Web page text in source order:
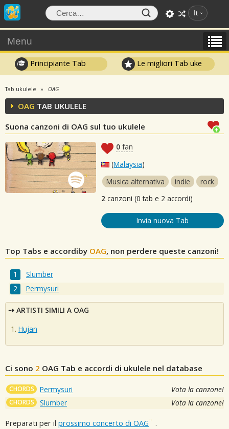
It
Menu
Principiante Tab Le migliori Tab uke
Tab ukulele OAG
OAG TAB UKULELE
Suona canzoni di OAG sul tuo ukulele
0 fan
(Malaysia)
Musica alternativa
indie
rock
2 canzoni (0 tab e 2 accordi)
Invia nuova Tab
Top Tabs e accordiby OAG, non perdere queste canzoni!
Slumber
Permysuri
ARTISTI SIMILI A OAG
Hujan
Ci sono 2 OAG Tab e accordi di ukulele nel database
CHORDS Permysuri Vota la canzone!
CHORDS Slumber Vota la canzone!
Preparati per il prossimo concerto di OAG .